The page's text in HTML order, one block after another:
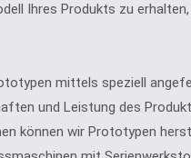
Ihres Produkts zu
mittels speziell
und Leistung des
können wir Prototypen